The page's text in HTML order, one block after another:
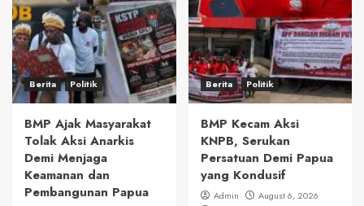
Berita Politik
BMP Ajak Masyarakat
Tolak Aksi Anarkis
Demi Menjaga
Keamanan dan
Pembangunan Papua
Berita Politik
BMP Kecam Aksi
KNPB, Serukan
Persatuan Demi Papua
yang Kondusif
Admin
August 6, 2026